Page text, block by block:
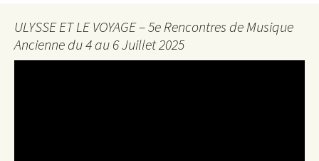
ULYSSE ET LE VOYAGE – 5e Rencontres de Musique
Ancienne du 4 au 6 Juillet 2025